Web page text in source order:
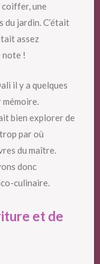
coiffer, une
du jardin. C’était
assez
note !
il y a quelques
mémoire.
bien explorer de
par où
du maître.
donc
culinaire.
et de